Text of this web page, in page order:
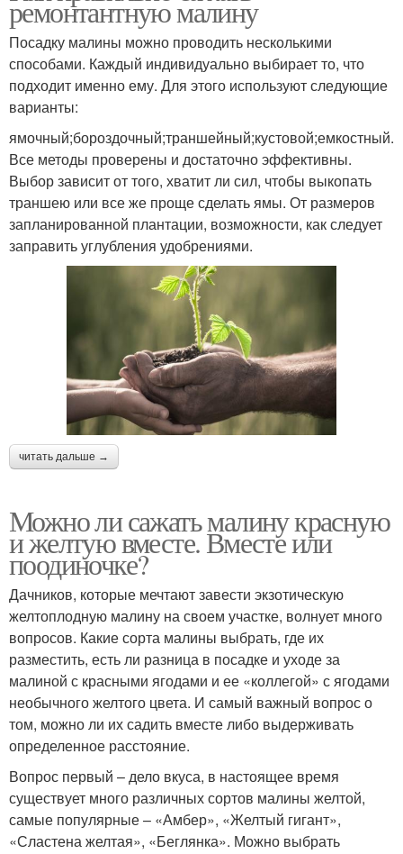
ремонтантную малину
Посадку малины можно проводить несколькими
способами. Каждый индивидуально выбирает то, что
подходит именно ему. Для этого используют следующие
варианты:
ямочный;бороздочный;траншейный;кустовой;емкостный.
Все методы проверены и достаточно эффективны.
Выбор зависит от того, хватит ли сил, чтобы выкопать
траншею или все же проще сделать ямы. От размеров
запланированной плантации, возможности, как следует
заправить углубления удобрениями.
читать дальше →
Можно ли сажать малину красную
и желтую вместе. Вместе или
поодиночке?
Дачников, которые мечтают завести экзотическую
желтоплодную малину на своем участке, волнует много
вопросов. Какие сорта малины выбрать, где их
разместить, есть ли разница в посадке и уходе за
малиной с красными ягодами и ее «коллегой» с ягодами
необычного желтого цвета. И самый важный вопрос о
том, можно ли их садить вместе либо выдерживать
определенное расстояние.
Вопрос первый – дело вкуса, в настоящее время
существует много различных сортов малины желтой,
самые популярные – «Амбер», «Желтый гигант»,
«Сластена желтая», «Беглянка». Можно выбрать